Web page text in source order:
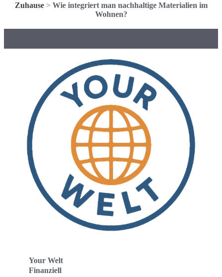
Zuhause> Wie integriert man nachhaltige Materialien im
Wohnen?
Your Welt
Finanziell